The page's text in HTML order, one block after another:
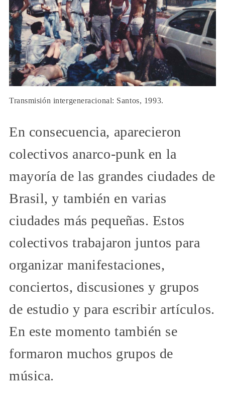
Transmisión intergeneracional: Santos, 1993.
En consecuencia, aparecieron
colectivos anarco-punk en la
mayoría de las grandes ciudades de
Brasil, y también en varias
ciudades más pequeñas. Estos
colectivos trabajaron juntos para
organizar manifestaciones,
conciertos, discusiones y grupos
de estudio y para escribir artículos.
En este momento también se
formaron muchos grupos de
música.